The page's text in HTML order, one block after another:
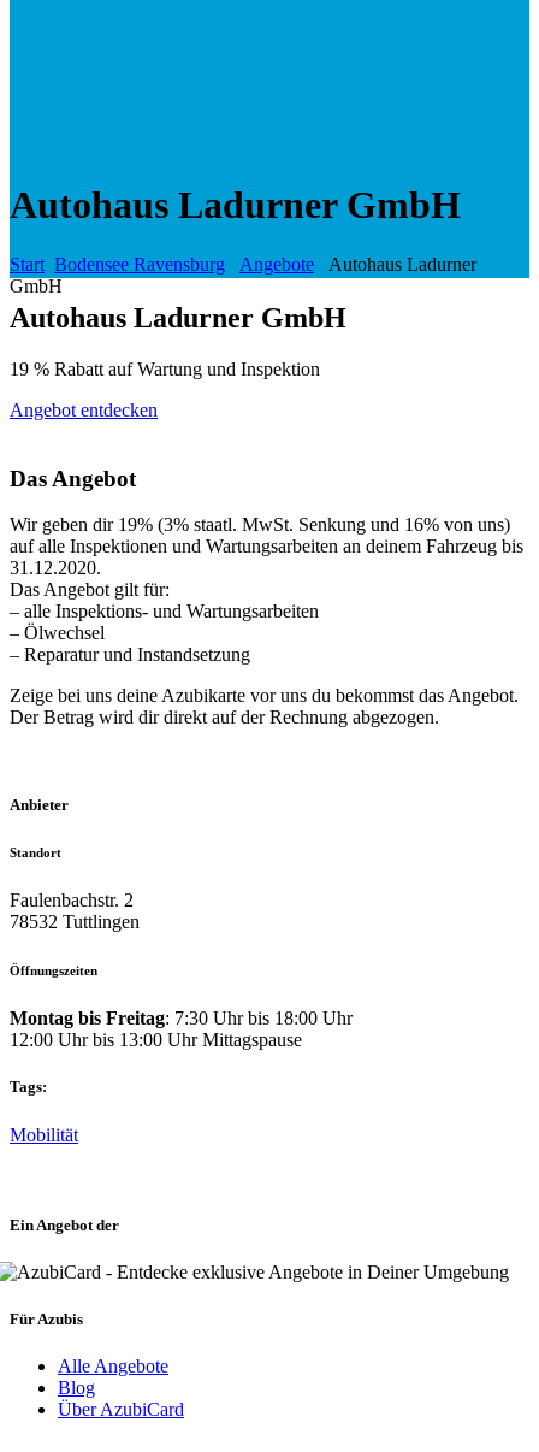
Autohaus Ladurner GmbH
Start Bodensee Ravensburg Angebote
Autohaus Ladurner
GmbH
Autohaus Ladurner GmbH
19 % Rabatt auf Wartung und Inspektion
Angebot entdecken
Das Angebot
Wir geben dir 19% (3% staatl. MwSt. Senkung und 16% von uns)
auf alle Inspektionen und Wartungsarbeiten an deinem Fahrzeug bis
31.12.2020.
Das Angebot gilt für:
– alle Inspektions- und Wartungsarbeiten
– Ölwechsel
– Reparatur und Instandsetzung
Zeige bei uns deine Azubikarte vor uns du bekommst das Angebot.
Der Betrag wird dir direkt auf der Rechnung abgezogen.
Anbieter
Standort
Faulenbachstr. 2
78532 Tuttlingen
Öffnungszeiten
Montag bis Freitag: 7:30 Uhr bis 18:00 Uhr
12:00 Uhr bis 13:00 Uhr Mittagspause
Tags:
Mobilität
Ein Angebot der
Für Azubis
Alle Angebote
Blog
Über AzubiCard